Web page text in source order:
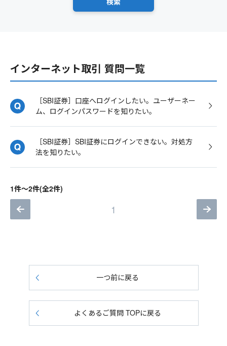
インターネット取引 質問一覧
［SBI証券］口座へログインしたい。ユーザーネー
ム、ログインパスワードを知りたい。
［SBI証券］SBI証券にログインできない。対処方
法を知りたい。
1件～2件(全2件)
1
一つ前に戻る
よくあるご質問 TOPに戻る